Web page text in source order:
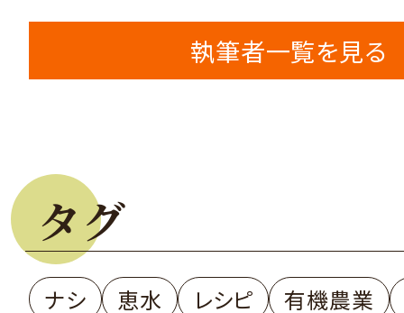
執筆者一覧を見る
タグ
ナシ 恵水 レシピ
有機農業